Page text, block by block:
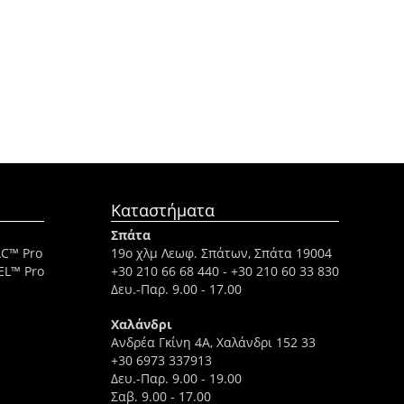
Pro
Pro
Καταστήματα
Σπάτα
19ο χλμ Λεωφ. Σπάτων, Σπάτα 19004
+30 210 66 68 440 - +30 210 60 33 830
Δευ.-Παρ. 9.00 - 17.00
Χαλάνδρι
Ανδρέα Γκίνη 4A, Χαλάνδρι 152 33
+30 6973 337913
Δευ.-Παρ. 9.00 - 19.00
Σαβ. 9.00 - 17.00